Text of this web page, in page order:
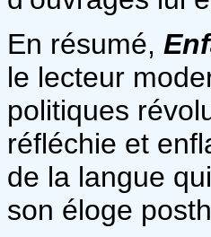
En résumé,
le lecteur
politiques
réfléchie et
de la langue
son éloge